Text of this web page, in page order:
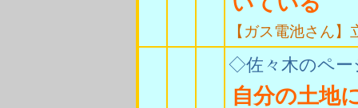
【ガス電池さん
◇佐々木のペー
自分の土地